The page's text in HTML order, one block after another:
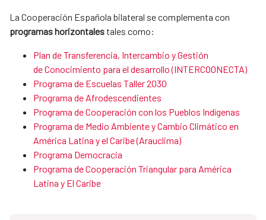
La Cooperación Española bilateral se complementa con
programas horizontalestales como:
Plan de Transferencia, Intercambio y Gestión
de Conocimie​nto para el desarrollo (INTERCOONECTA)
Programa de Escuelas Taller 2030
Programa de Afrodescendientes ​​​​​​​
Programa de Cooperación con los Pueblos Indígenas
Programa de ​​​Medio Ambiente y Cambio Climático en
América Latina y el Caribe (Arauclima)
Programa Democracia
Programa de Cooperación Triangular para América
Latina y El Caribe